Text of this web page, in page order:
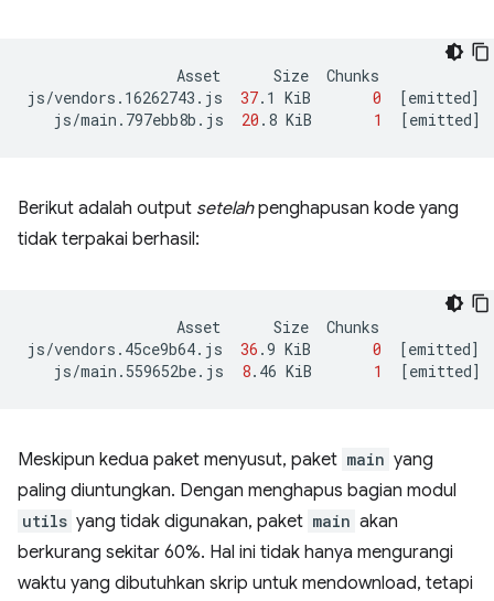
Asset Size
Chunks
js/vendors.16262743.js
37.1 KiB 0 [emitted]
js/main.797ebb8b.js
20 .8 KiB 1 [emitted]
Berikut adalah output setelahpenghapusan kode yang
tidak terpakai berhasil:
Asset Size
Chunks
js/vendors.45ce9b64.js
36 .9 KiB 0 [emitted]
js/main.559652be.js
8.46 KiB 1 [emitted]
Meskipun kedua paket menyusut, paket main yang
paling diuntungkan. Dengan menghapus bagian modul
utils yang tidak digunakan, paket main akan
berkurang sekitar 60%. Hal ini tidak hanya mengurangi
waktu yang dibutuhkan skrip untuk mendownload, tetapi